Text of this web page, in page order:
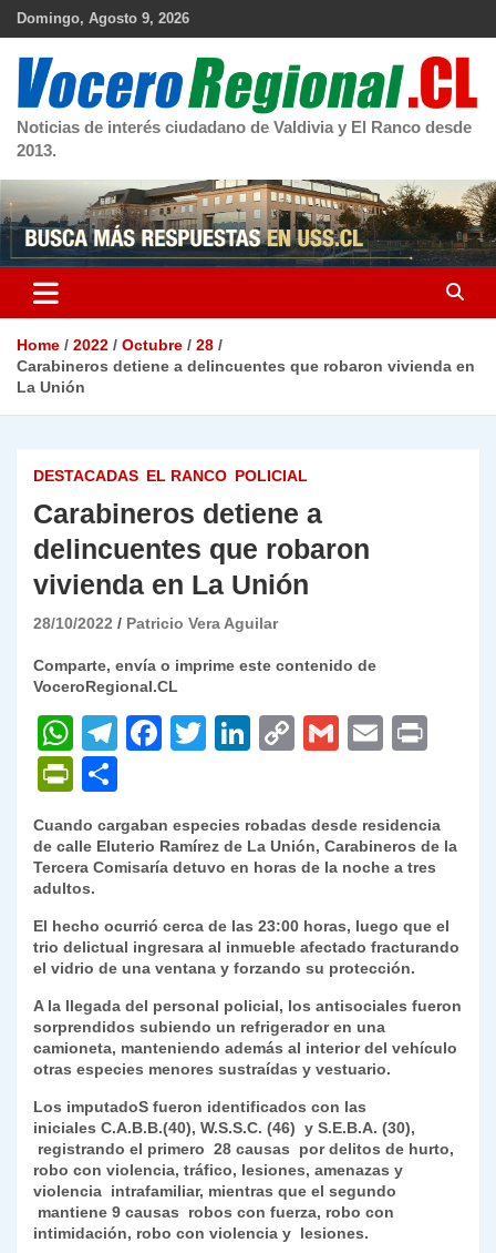
Skip
Domingo, Agosto 9, 2026
Noticias de interés ciudadano de Valdivia y El Ranco desde
2013.
Home 2022 Octubre
28
Carabineros detiene a delincuentes que robaron vivienda en
La Unión
DESTACADAS EL RANCO POLICIAL
Carabineros detiene a
delincuentes que robaron
vivienda en La Unión
28/10/2022 Patricio Vera Aguilar
Comparte, envía o imprime este contenido de
VoceroRegional.CL
W
h
at
s
A
p
p
T
gr
a
m
F
e
b
o
k
T
er
Li
e
dI
n
C
y
Li
n
k
G
l
E
l
P
ri
nt
Fr
ie
n
dl
y
m
p
ar
tir
Cuando cargaban especies robadas desde residencia
de calle Eluterio Ramírez de La Unión, Carabineros de la
Tercera Comisaría detuvo en horas de la noche a tres
adultos.
El hecho ocurrió cerca de las 23:00 horas, luego que el
trio delictual ingresara al inmueble afectado fracturando
el vidrio de una ventana y forzando su protección.
A la llegada del personal policial, los antisociales fueron
sorprendidos subiendo un refrigerador en una
camioneta, manteniendo además al interior del vehículo
otras especies menores sustraídas y vestuario.
Los imputadoS fueron identificados con las
iniciales C.A.B.B.(40), W.S.S.C. (46) y S.E.B.A. (30),
registrando el primero 28 causas por delitos de hurto,
robo con violencia, tráfico, lesiones, amenazas y
violencia intrafamiliar, mientras que el segundo
mantiene 9 causas robos con fuerza, robo con
intimidación, robo con violencia y lesiones.